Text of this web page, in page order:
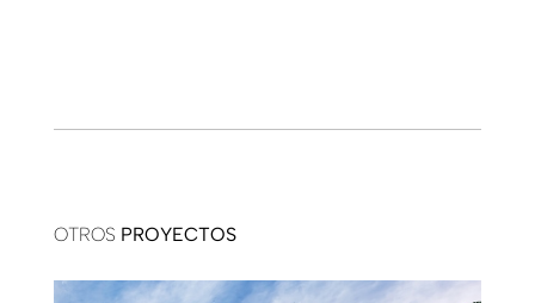
OTROS PROYECTOS